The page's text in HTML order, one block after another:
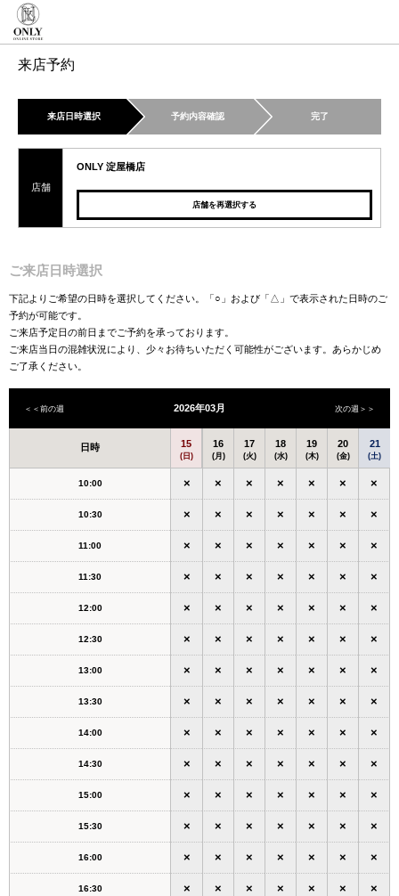
来店予約
来店日時選択 予約内容確認 完了
店舗
ONLY 淀屋橋店
店舗を再選択する
ご来店日時選択
下記よりご希望の日時を選択してください。「○」および「△」で表示された日時のご
予約が可能です。
ご来店予定日の前日までご予約を承っております。
ご来店当日の混雑状況により、少々お待ちいただく可能性がございます。あらかじめ
ご了承ください。
＜＜前の週 2026年03月 次の週＞＞
日時 15
(日)
16
(月)
17
(火)
18
(水)
19
(木)
20
(金)
21
(土)
10:00 × × × × × × ×
10:30 × × × × × × ×
11:00 × × × × × × ×
11:30 × × × × × × ×
12:00 × × × × × × ×
12:30 × × × × × × ×
13:00 × × × × × × ×
13:30 × × × × × × ×
14:00 × × × × × × ×
14:30 × × × × × × ×
15:00 × × × × × × ×
15:30 × × × × × × ×
16:00 × × × × × × ×
16:30 × × × × × × ×